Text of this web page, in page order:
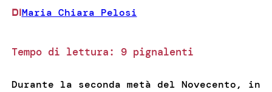
DIMaria Chiara Pelosi
Tempo di lettura: 9 pignalenti
Durante la seconda metà del Novecento, in